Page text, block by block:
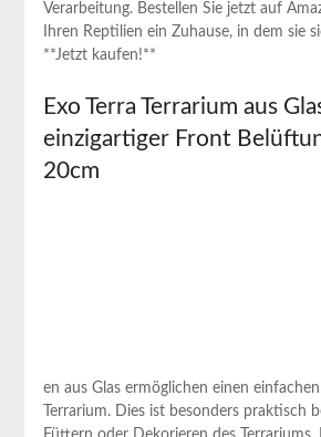
Verarbeitung. Bestellen Sie jetzt auf
Ihren Reptilien ein Zuhause, in dem sie
**Jetzt kaufen!**
Exo Terra Terrarium aus
einzigartiger Front
20cm
en aus Glas ermöglichen einen
Terrarium. Dies ist‌ besonders praktisch